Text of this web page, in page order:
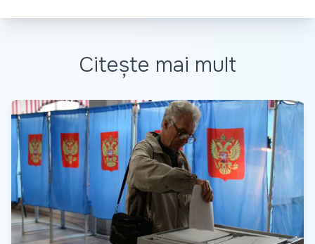
Citește mai mult